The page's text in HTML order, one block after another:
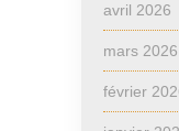
avril 2026
mars 2026
février